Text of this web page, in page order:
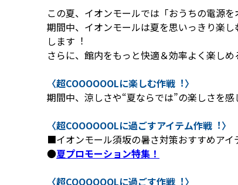
この夏、イオンモールでは「おうちの電源
期間中、イオンモールは夏を思いっきり楽
します︕
さらに、館内をもっと快適＆効率よく楽し
〈超COOOOOOLに楽しむ作戦︕〉
期間中、涼しさや“夏ならでは”の楽しさを
〈超COOOOOOLに過ごすアイテム作戦︕〉
■イオンモール須坂の暑さ対策おすすめアイ
●夏プロモーション特集！
〈超COOOOOOLに過ごす作戦︕〉